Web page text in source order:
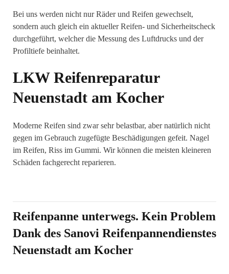
Bei uns werden nicht nur Räder und Reifen gewechselt,
sondern auch gleich ein aktueller Reifen- und Sicherheitscheck
durchgeführt, welcher die Messung des Luftdrucks und der
Profiltiefe beinhaltet.
LKW Reifenreparatur
Neuenstadt am Kocher
Moderne Reifen sind zwar sehr belastbar, aber natürlich nicht
gegen im Gebrauch zugefügte Beschädigungen gefeit. Nagel
im Reifen, Riss im Gummi. Wir können die meisten kleineren
Schäden fachgerecht reparieren.
Reifenpanne unterwegs. Kein Problem
Dank des Sanovi Reifenpannendienstes
Neuenstadt am Kocher